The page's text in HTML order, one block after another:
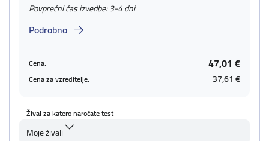
Povprečni čas izvedbe: 3-4 dni
Podrobno
Cena: 47,01 €
Cena za vzreditelje: 37,61 €
Žival za katero naročate test
Moje živali